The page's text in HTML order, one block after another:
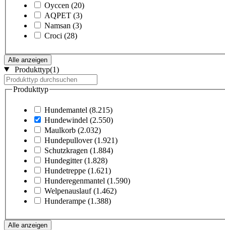
Oyccen (20)
AQPET (3)
Namsan (3)
Croci (28)
Alle anzeigen
Produkttyp(1)
Produkttyp
Hundemantel (8.215)
Hundewindel (2.550)
Maulkorb (2.032)
Hundepullover (1.921)
Schutzkragen (1.884)
Hundegitter (1.828)
Hundetreppe (1.621)
Hunderegenmantel (1.590)
Welpenauslauf (1.462)
Hunderampe (1.388)
Alle anzeigen